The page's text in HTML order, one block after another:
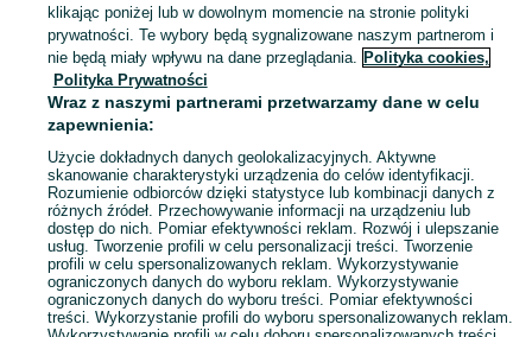
Mapa kategorii
Mapa miejscowości
Mapa ministron
Popularne wyszukiwania
klikając poniżej lub w dowolnym momencie na stronie polityki
prywatności. Te wybory będą sygnalizowane naszym partnerom i
nie będą miały wpływu na dane przeglądania. Polityka cookies,
Polityka Prywatności
Wraz z naszymi partnerami przetwarzamy dane w celu
zapewnienia:
Użycie dokładnych danych geolokalizacyjnych. Aktywne
skanowanie charakterystyki urządzenia do celów identyfikacji.
Rozumienie odbiorców dzięki statystyce lub kombinacji danych z
różnych źródeł. Przechowywanie informacji na urządzeniu lub
dostęp do nich. Pomiar efektywności reklam. Rozwój i ulepszanie
usług. Tworzenie profili w celu personalizacji treści. Tworzenie
profili w celu spersonalizowanych reklam. Wykorzystywanie
ograniczonych danych do wyboru reklam. Wykorzystywanie
ograniczonych danych do wyboru treści. Pomiar efektywności
treści. Wykorzystanie profili do wyboru spersonalizowanych reklam.